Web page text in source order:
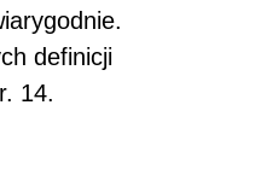
definicji
14.